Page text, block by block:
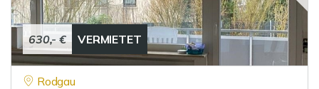
630,- € VERMIETET
Rodgau